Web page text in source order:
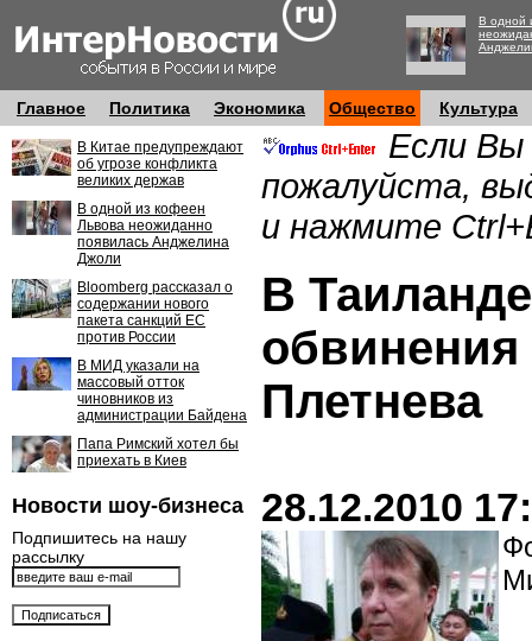
В одной
Главное Политика Экономика Общество Культура
В Китае предупреждают
об угрозе конфликта
великих держав
В одной из кофеен
Львова неожиданно
появилась Анджелина
Джоли
Bloomberg рассказал о
содержании нового
пакета санкций ЕС
против России
В МИД указали на
массовый отток
чиновников из
администрации Байдена
Папа Римский хотел бы
приехать в Киев
Новости шоу-бизнеса
Подпишитесь на нашу
рассылку
Если Вы
пожалуйста,
и нажмите
В
Плетнева
28.12.2010